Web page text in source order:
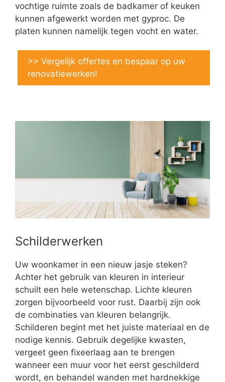
vochtige ruimte zoals de badkamer of keuken
kunnen afgewerkt worden met gyproc. De
platen kunnen namelijk tegen vocht en water.
>> Vergelijk offertes en bespaar op uw
renovatiewerken!
Schilderwerken
Uw woonkamer in een nieuw jasje steken?
Achter het gebruik van kleuren in interieur
schuilt een hele wetenschap. Lichte kleuren
zorgen bijvoorbeeld voor rust. Daarbij zijn ook
de combinaties van kleuren belangrijk.
Schilderen begint met het juiste materiaal en de
nodige kennis. Gebruik degelijke kwasten,
vergeet geen fixeerlaag aan te brengen
wanneer een muur voor het eerst geschilderd
wordt, en behandel wanden met hardnekkige